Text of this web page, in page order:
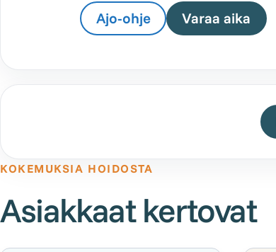
Ajo-ohje
Varaa aika
KOKEMUKSIA HOIDOSTA
Asiakkaat kertovat